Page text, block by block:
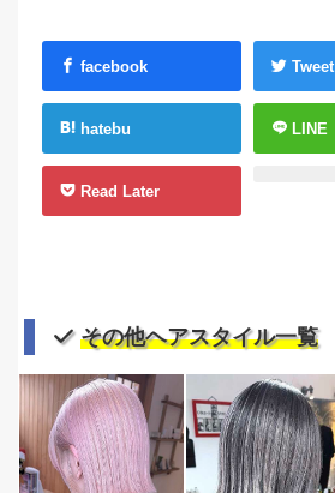
facebook Tweet
hatebu LINE
Read Later
その他ヘアスタイル一覧